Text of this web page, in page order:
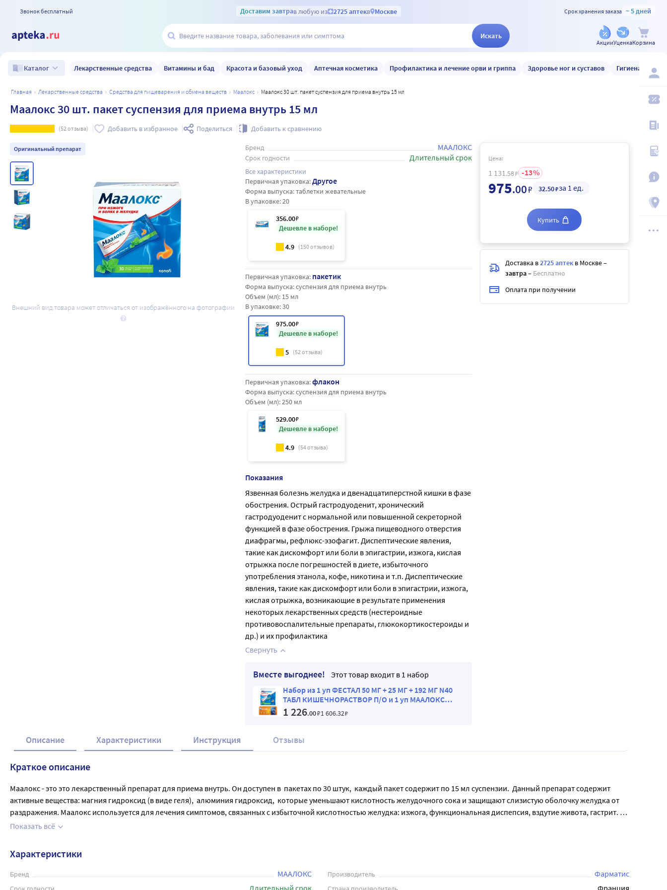
Звонок бесплатный Доставим завтрав любую из 2725 аптекв Москве Срок хранения заказа ~ 5 дней
Искать
АкцииУценкаКорзина
Каталог Лекарственные средства Витамины и бад Красота и базовый уход Аптечная косметика Профилактика и лечение орви и гриппа Здоровье ног и суставов Гигиена и уход
главная лекарственные средства средства для пищеварения и обмена веществ маалокс Маалокс 30 шт. пакет суспензия для приема внутрь 15 мл
Маалокс 30 шт. пакет суспензия для приема внутрь 15 мл
(52отзыва) Добавить в избранное Поделиться Добавить к сравнению
Оригинальный препарат
Внешний вид товара может отличаться от изображённого на фотографии
Бренд МААЛОКС
Срок годности Длительный срок
Все характеристики
Первичная упаковка:Другое
Форма выпуска:таблетки жевательные
В упаковке:20
356.00₽
Дешевле в наборе!
4.9 (150отзывов)
Первичная упаковка: пакетик
Форма выпуска:суспензия для приема внутрь
Объем (мл): 15 мл
В упаковке:30
975.00₽
Дешевле в наборе!
5 (52отзыва)
Первичная упаковка:флакон
Форма выпуска:суспензия для приема внутрь
Объем (мл):250 мл
529.00₽
Дешевле в наборе!
4.9 (54отзыва)
Показания
Язвенная болезнь желудка и двенадцатиперстной кишки в фазе
обострения. Острый гастродуоденит, хронический
гастродуоденит с нормальной или повышенной секреторной
функцией в фазе обострения. Грыжа пищеводного отверстия
диафрагмы, рефлюкс-эзофагит. Диспептические явления,
такие как дискомфорт или боли в эпигастрии, изжога, кислая
отрыжка после погрешностей в диете, избыточного
употребления этанола, кофе, никотина и т.п. Диспептические
явления, такие как дискомфорт или боли в эпигастрии, изжога,
кислая отрыжка, возникающие в результате применения
некоторых лекарственных средств (нестероидные
противовоспалительные препараты, глюкокортикостероиды и
др.) и их профилактика
Свернуть
Вместе выгоднее!
Этот товар входит в 1 набор
Набор из 1 уп ФЕСТАЛ 50 МГ + 25 МГ + 192 МГ N40
ТАБЛ КИШЕЧНОРАСТВОР П/О и 1 уп МААЛОКС
15МЛ N30 ПАК СУСП Д/ПРИЕМА ВНУТРЬ
1 226.00₽1 606.32₽
Цена:
1 131 .58₽ 13
975.00₽ 32.50₽за 1 ед.
Купить
Доставка в2725 аптек в Москве–
завтра– Бесплатно
Оплата при получении
Описание Характеристики Инструкция Отзывы
Краткое описание
Маалокс - это это лекарственный препарат для приема внутрь. Он доступен в  пакетах по 30 штук,  каждый пакет содержит по 15 мл суспензии.  Данный препарат содержит
активные вещества: магния гидроксид (в виде геля),  алюминия гидроксид,  которые уменьшают кислотность желудочного сока и защищают слизистую оболочку желудка от
раздражения. Маалокс используется для лечения симптомов, связанных с избыточной кислотностью желудка: изжога, функциональная диспепсия, вздутие живота, гастрит.
Препарат рекомендуется принимать через 1-2 часа после еды и на ночь, а также при возникновении болей в эпигастрии или изжоги. Перед применением Маалокса
Показать всё
Характеристики
Бренд МААЛОКС Производитель Фарматис
Длительный срок Франция